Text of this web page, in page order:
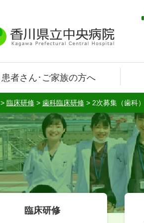
患者さん･ご家族の方へ
> 臨床研修> 歯科臨床研修> 2次募集（歯科）
臨床研修